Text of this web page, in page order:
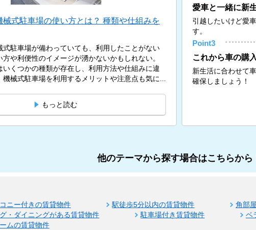
械式駐車場の使い方とは？ 種類や仕組みを
式駐車場が備わっていても、利用したことがない
方や利便性のイメージが湧かないかもしれない。
いくつかの種類が存在し、利用方法や仕組みに違
械式駐車場を利用するメリットや注意点も気に...
もっと読む
愛車と一緒に新
引越したいけど愛
す。
Point3
これから車の購
新生活に合わせて
確保しましょう！
他のテーマから探す場合はこちらから
ニー付きの賃貸物件 駅徒歩5分以内の賃貸物件
角部屋
・ダイニングがある賃貸物件
駐車場付き賃貸物件
ベ
ムの賃貸物件